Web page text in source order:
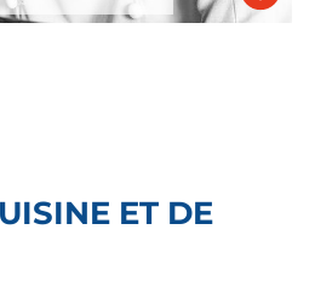
ET DE